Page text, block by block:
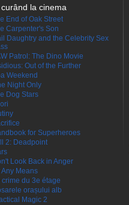
curând la cinema
End of Oak Street
Carpenter's Son
Daughtry and the Celebrity Sex
Patrol: The Dino Movie
Out of the Further
Weekend
Night Only
Dog Stars
for Superheroes
2: Deadpoint
Look Back in Anger
Any Means
crime du 3e étage
orașului alb
Magic 2